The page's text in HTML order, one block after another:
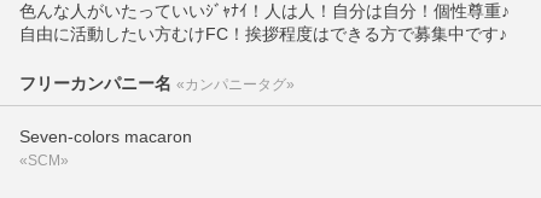
色んな人がいたっていいｼﾞｬﾅｲ！人は人！自分は自分！個性尊重♪
自由に活動したい方むけFC！挨拶程度はできる方で募集中です♪
フリーカンパニー名 «カンパニータグ»
Seven-colors macaron
«SCM»